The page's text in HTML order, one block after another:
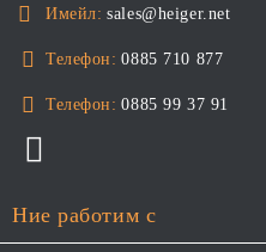
Имейл: sales@heiger.net
Телефон: 0885 710 877
Телефон: 0885 99 37 91
Ние работим с